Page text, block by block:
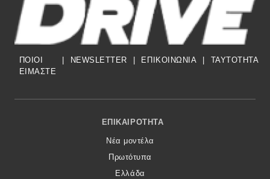
ΠΟΙΟΙ
ΕΙΜΑΣΤΕ
| NEWSLETTER | ΕΠΙΚΟΙΝΩΝΙΑ | TAYTOTHTA
Footer Menu
ΕΠΙΚΑΙΡΌΤΗΤΑ
Νέα μοντέλα
Πρωτότυπα
Ελλάδα